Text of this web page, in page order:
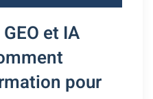
et IA
pour